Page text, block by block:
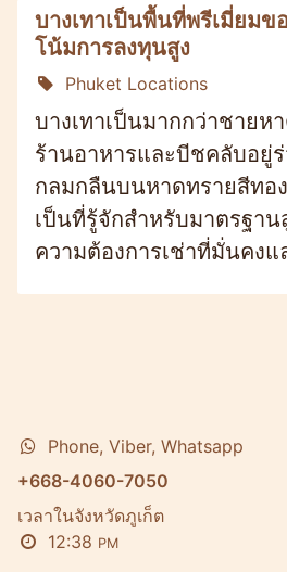
บางเทาเป็นพื้นที่พรีเมี่ยมข
โน้มการลงทุนสูง
Phuket Locations
บางเทาเป็นมากกว่าชายห
ร้านอาหารและบีชคลับอยู่
กลมกลืนบนหาดทรายสีทอ
เป็นที่รู้จักสำหรับมาตรฐา
ความต้องการเช่าที่มั่นคง
Phone, Viber, Whatsapp
+668-4060-7050
เวลาในจังหวัดภูเก็ต
12:38 PM